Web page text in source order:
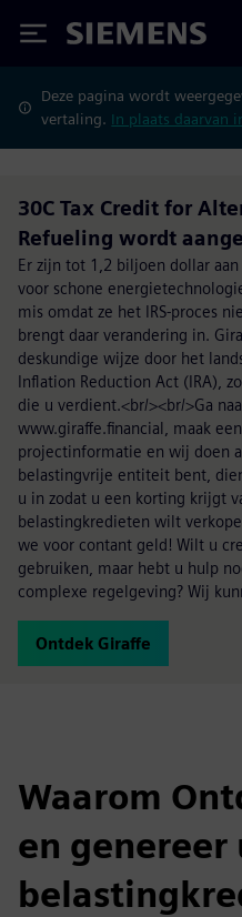
Siemens
Deze pagina wordt
vertaling. In plaats daarvan
30C Tax Credit for
Refueling wordt
Er zijn tot 1,2 biljoen dollar
voor schone
mis omdat ze het IRS-proces
brengt daar verandering in.
deskundige wijze door het
Inflation Reduction Act (IRA),
die u verdient.<br/><br/>Ga
www.giraffe.financial, maak
projectinformatie en wij doen
belastingvrije entiteit bent,
u in zodat u een korting krijgt
belastingkredieten wilt
we voor contant geld! Wilt u
gebruiken, maar hebt u hulp
complexe regelgeving? Wij
Ontdek Giraffe
Waarom
en genereer